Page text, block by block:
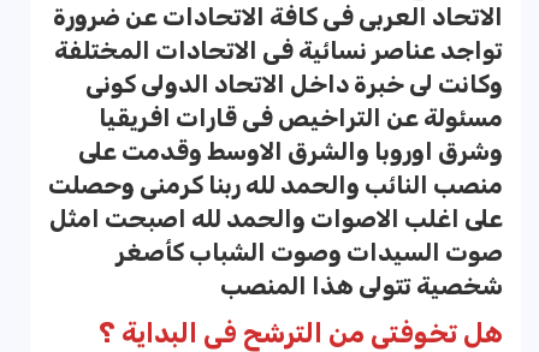
الاتحاد العربى فى كافة الاتحادات عن ضرورة
تواجد عناصر نسائية فى الاتحادات المختلفة
وكانت لى خبرة داخل الاتحاد الدولى كونى
مسئولة عن التراخيص فى قارات افريقيا
وشرق اوروبا والشرق الاوسط وقدمت على
منصب النائب والحمد لله ربنا كرمنى وحصلت
على اغلب الاصوات والحمد لله اصبحت امثل
صوت السيدات وصوت الشباب كأصغر
شخصية تتولى هذا المنصب
هل تخوفتى من الترشح فى البداية ؟